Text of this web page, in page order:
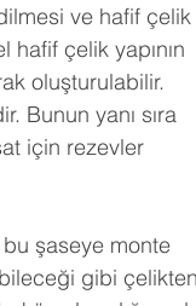
ve hafif çelik
çelik yapının
oluşturulabilir.
Bunun yanı sıra
için rezevler
şaseye monte
gibi çelikten